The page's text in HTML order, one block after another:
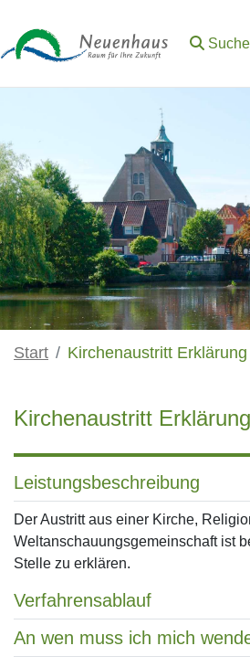
Suche
Start Kirchenaustritt Erklärung
Kirchenaustritt Erklärung
Leistungsbeschreibung
Der Austritt aus einer Kirche,
Weltanschauungsgemeinschaft ist
Stelle zu erklären.
Verfahrensablauf
An wen muss ich mich